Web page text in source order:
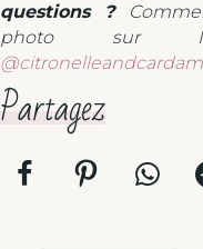
questions ?
photo sur
Partagez